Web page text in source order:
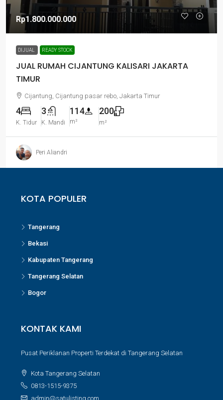
Rp1.800.000.000
DIJUAL READY STOCK
JUAL RUMAH CIJANTUNG KALISARI JAKARTA
TIMUR
Cijantung, Cijantung pasar rebo, Jakarta Timur
4
K. Tidur
3
K. Mandi
114
m²
200
m²
Peri Aliandri
KOTA POPULER
Tangerang
Bekasi
Kabupaten Tangerang
Tangerang Selatan
Bogor
KONTAK KAMI
Pusat Periklanan Properti Terdekat di Tangerang Selatan
Kota Tangerang Selatan
0813-1515-9375
admin@satulisting.com